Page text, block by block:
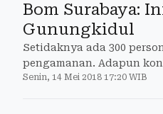
Bom Surabaya:
Gunungkidul
Setidaknya ada 300
pengamanan. Adapun
vital dan pusat-pusat
Senin, 14 Mei 2018 17:20 WIB